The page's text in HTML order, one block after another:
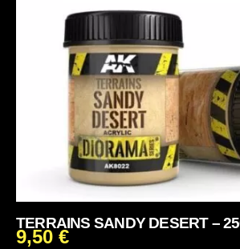
TERRAINS SANDY DESERT –
9,50 €